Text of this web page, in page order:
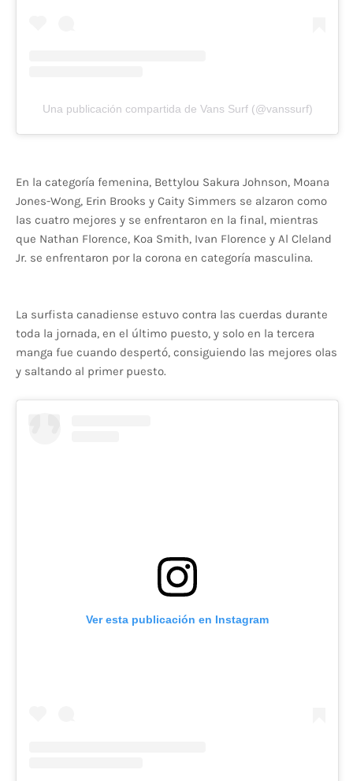
Una publicación compartida de Vans Surf (@vanssurf)
En la categoría femenina, Bettylou Sakura Johnson, Moana
Jones-Wong, Erin Brooks y Caity Simmers se alzaron como
las cuatro mejores y se enfrentaron en la final, mientras
que Nathan Florence, Koa Smith, Ivan Florence y Al Cleland
Jr. se enfrentaron por la corona en categoría masculina.
La surfista canadiense estuvo contra las cuerdas durante
toda la jornada, en el último puesto, y solo en la tercera
manga fue cuando despertó, consiguiendo las mejores olas
y saltando al primer puesto.
Ver esta publicación en Instagram